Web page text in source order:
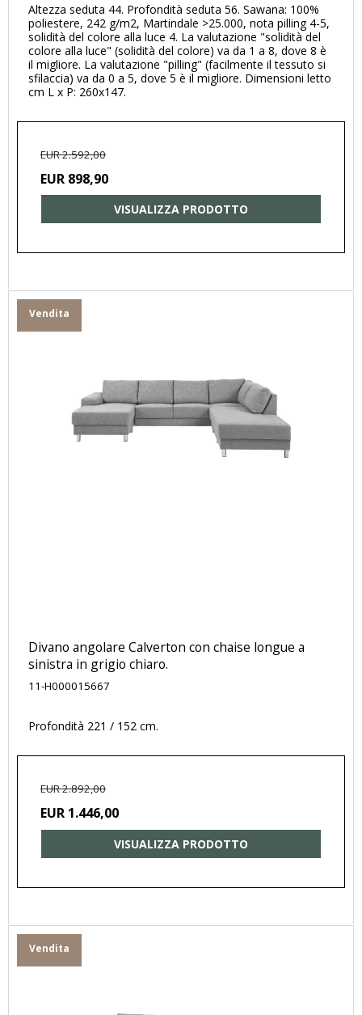
Altezza seduta 44. Profondità seduta 56. Sawana: 100%
poliestere, 242 g/m2, Martindale >25.000, nota pilling 4-5,
solidità del colore alla luce 4. La valutazione "solidità del
colore alla luce" (solidità del colore) va da 1 a 8, dove 8 è
il migliore. La valutazione "pilling" (facilmente il tessuto si
sfilaccia) va da 0 a 5, dove 5 è il migliore. Dimensioni letto
cm L x P: 260x147.
EUR 2.592,00
EUR 898,90
VISUALIZZA PRODOTTO
Vendita
Divano angolare Calverton con chaise longue a
sinistra in grigio chiaro.
11-H000015667
Profondità 221 / 152 cm.
EUR 2.892,00
EUR 1.446,00
VISUALIZZA PRODOTTO
Vendita